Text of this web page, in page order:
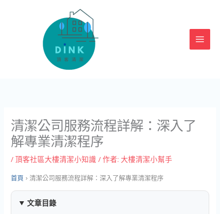
清潔公司服務流程詳解：深入了
解專業清潔程序
/頂客社區大樓清潔小知識 / 作者: 大樓清潔小幫手
首頁 ›清潔公司服務流程詳解：深入了解專業清潔程序
文章目錄